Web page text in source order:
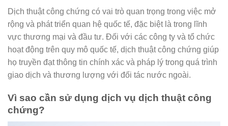
Dịch thuật công chứng có vai trò quan trọng trong việc mở
rộng và phát triển quan hệ quốc tế, đặc biệt là trong lĩnh
vực thương mại và đầu tư. Đối với các công ty và tổ chức
hoạt động trên quy mô quốc tế, dịch thuật công chứng giúp
họ truyền đạt thông tin chính xác và pháp lý trong quá trình
giao dịch và thương lượng với đối tác nước ngoài.
Vì sao cần sử dụng dịch vụ dịch thuật công
chứng?